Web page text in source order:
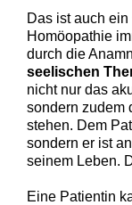
Das ist auch
Homöopathie
durch die
seelischen
nicht nur das
sondern zudem
stehen. Dem
sondern er ist
seinem Leben.
Eine Patientin